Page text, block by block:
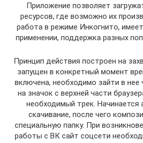
Приложение позволяет
ресурсов, где возможно их
работа в режиме Инкогнито,
применении, поддержка разных
Принцип действия построен на
запущен в конкретный момент
включена, необходимо зайти в
на значок с верхней части
необходимый трек. Начинается
скачивание, после чего
специальную папку. При
работы с ВК сайт соцсети